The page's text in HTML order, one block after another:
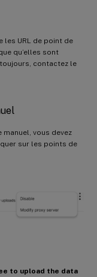
les URL de point de
qu’elles sont
contactez le
vous devez
sur les points de
to upload the data